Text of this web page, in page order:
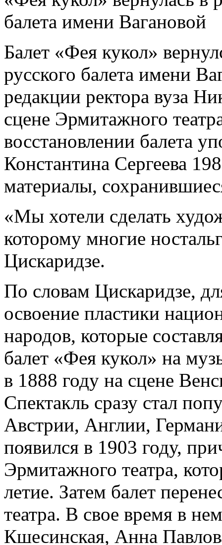
балета имени Вагановой
Балет «Фея кукол»
русского балета имени
редакции ректора вуза
сцене Эрмитажного
восстановлении балета
Константина Сергеева
материалы,
«Мы хотели сделать
которому многие
Цискаридзе.
По словам Цискаридзе,
освоение пластики
народов, которые
балет «Фея кукол» на
в 1888 году на сцене
Спектакль сразу стал
Австрии, Англии,
появился в 1903 году,
Эрмитажного театра,
летие. Затем балет
театра. В свое время в
Кшесинская, Анна